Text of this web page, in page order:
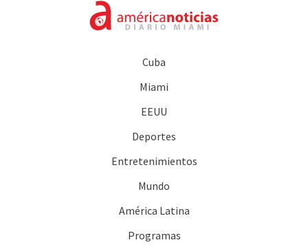
Cuba
Miami
EEUU
Deportes
Entretenimientos
Mundo
América Latina
Programas